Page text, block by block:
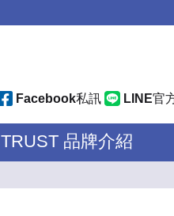
Facebook私訊 LINE官
TRUST 品牌介紹